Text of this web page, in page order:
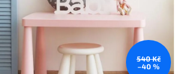
540 Kč
–40 %